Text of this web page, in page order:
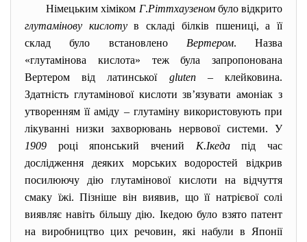
Німецьким хіміком Г.Ріттхаузеномбуло відкрито
глутамінову кислотув складі білків пшениці, а її
склад було встановлено Вертером. Назва
«глутамінова кислота» теж була запропонована
Вертером від латинської gluten–клейковина.
Здатність глутамінової кислоти зв’язувати амоніак з
утворенням її аміду – глутаміну використовують при
лікуванні низки захворювань нервової системи. У
1909 році японський вчений К.Ікедапід час
дослідження деяких морських водоростей відкрив
посилюючу дію глутамінової кислоти на відчуття
смаку їжі. Пізніше він виявив, що її натрієвої солі
виявляє навіть більшу дію. Ікедою було взято патент
на виробництво цих речовин, які набули в Японії